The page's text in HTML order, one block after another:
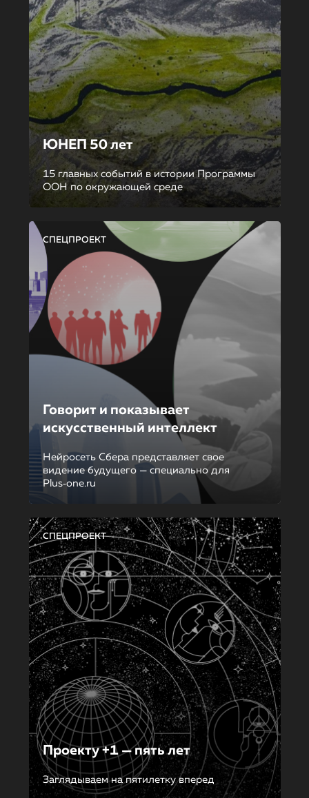
ЮНЕП 50 лет
15 главных событий в истории Программы
ООН по окружающей среде
СПЕЦПРОЕКТ
Говорит и показывает
искусственный интеллект
Нейросеть Сбера представляет свое
видение будущего — специально для
Plus‑one.ru
СПЕЦПРОЕКТ
Проекту +1 — пять лет
Заглядываем на пятилетку вперед